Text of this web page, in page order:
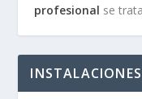
profesional se